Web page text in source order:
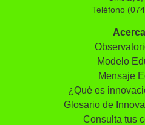
Teléfono
Modelo
Mensaje
¿Qué es
Glosario de
Consulta tus